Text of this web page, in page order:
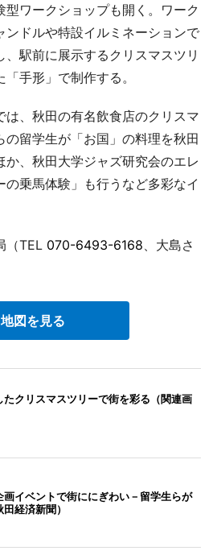
型ワークショップも開く。ワーク
ンドルや特設イルミネーションで
駅前に展示するクリスマスツリ
手形」で制作する。
、秋田の有名飲食店のクリスマ
の留学生が「お国」の料理を秋田
、秋田大学ジャズ研究会のエレ
の乗馬体験」も行うなど多彩なイ
（TEL 070-6493-6168 、大島さ
地図を見る
たクリスマスツリーで街を彩る（関連画
画イベントで街ににぎわい－留学生らが
経済新聞）